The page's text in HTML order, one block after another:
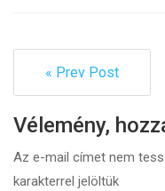
« Prev Post
Vélemény,
Az e-mail címet nem
karakterrel jelöltük